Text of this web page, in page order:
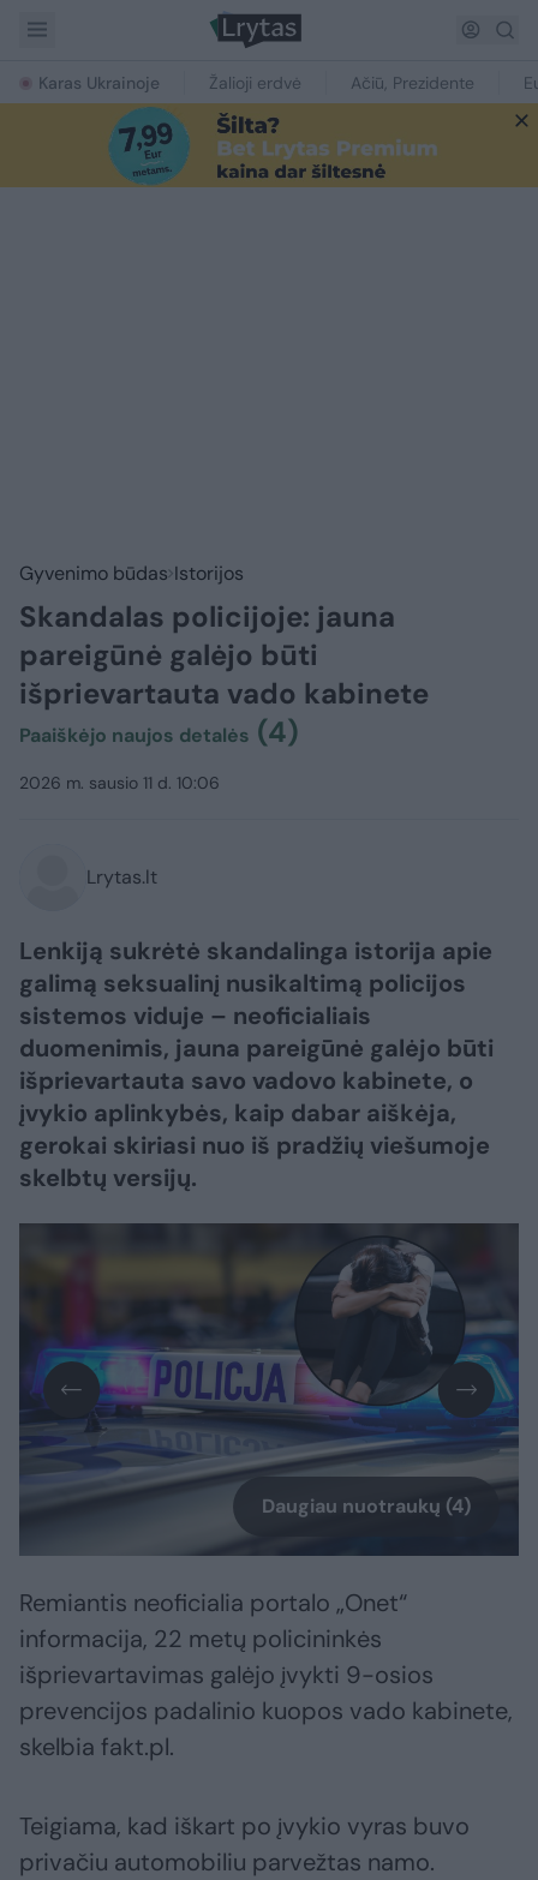
Karas Ukrainoje Žalioji erdvė Ačiū, Prezidente
Gyvenimo būdas Istorijos
Skandalas policijoje: jauna
pareigūnė galėjo būti
išprievartauta vado kabinete
Paaiškėjo naujos detalės (4)
2026 m. sausio 11 d. 10:06
Lrytas.lt
Lenkiją sukrėtė skandalinga istorija apie
galimą seksualinį nusikaltimą policijos
sistemos viduje – neoficialiais
duomenimis, jauna pareigūnė galėjo būti
išprievartauta savo vadovo kabinete, o
įvykio aplinkybės, kaip dabar aiškėja,
gerokai skiriasi nuo iš pradžių viešumoje
skelbtų versijų.
Daugiau nuotraukų (4)
Remiantis neoficialia portalo „Onet“
informacija, 22 metų policininkės
išprievartavimas galėjo įvykti 9-osios
prevencijos padalinio kuopos vado kabinete,
skelbia fakt.pl.
Teigiama, kad iškart po įvykio vyras buvo
privačiu automobiliu parvežtas namo.